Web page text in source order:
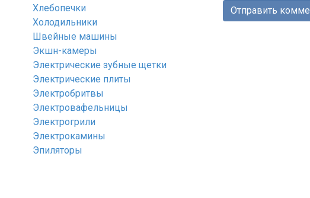
Хлебопечки
Холодильники
Швейные машины
Экшн-камеры
Электрические зубные щетки
Электрические плиты
Электробритвы
Электровафельницы
Электрогрили
Электрокамины
Эпиляторы